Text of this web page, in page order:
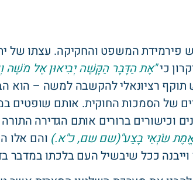
פירמידת המשפט והחקיקה. עצתו של
כי"אֶת הַדָּבָר הַקָּשֶׁה יְבִיאוּן אֶל מֹשֶׁה
תוקף רציונאלי להקשבה למשה – הוא
של הסמכות החוקית. אותם שופטים
וכישורים ברורים אותם הגדירה
אֱמֶת שֹׂנְאֵי בָצַע"(שם שם, כ"א.) והם אלו
ככל שיבשיל העם בלכתו במדבר